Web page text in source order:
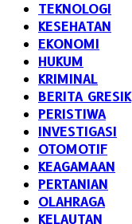
TEKNOLOGI
KESEHATAN
EKONOMI
HUKUM
KRIMINAL
BERITA GRESIK
PERISTIWA
INVESTIGASI
OTOMOTIF
KEAGAMAAN
PERTANIAN
OLAHRAGA
KELAUTAN